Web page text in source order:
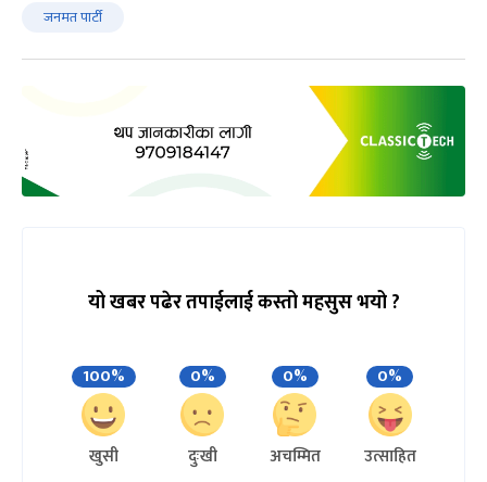
जनमत पार्टी
यो खबर पढेर तपाईलाई कस्तो महसुस भयो ?
100%
खुसी
0%
दुःखी
0%
अचम्मित
0%
उत्साहित